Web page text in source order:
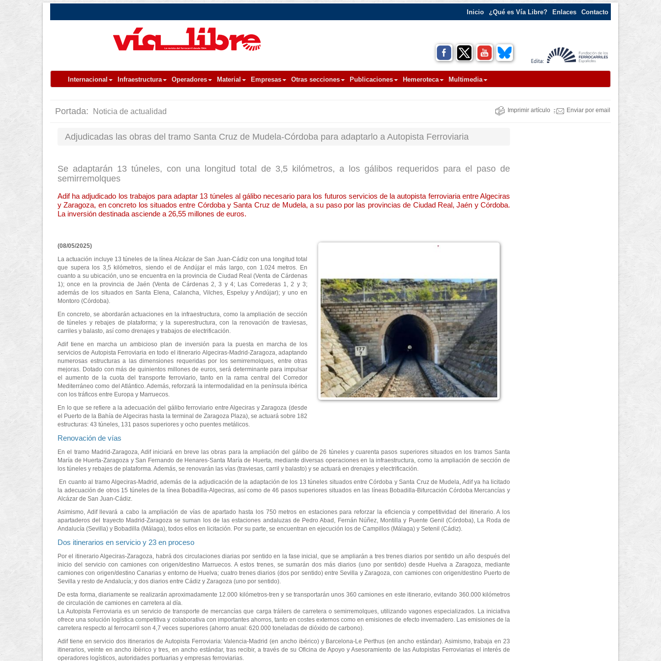
Inicio ¿Qué es Vía Libre? Enlaces Contacto
Internacional Infraestructura Operadores Material Empresas Otras secciones Publicaciones Hemeroteca Multimedia
Portada: Noticia de actualidad Imprimir artículo Enviar por email
Adjudicadas las obras del tramo Santa Cruz de Mudela-Córdoba para adaptarlo a Autopista Ferroviaria
Se adaptarán 13 túneles, con una longitud total de 3,5 kilómetros, a los gálibos requeridos para el paso de
semirremolques
Adif ha adjudicado los trabajos para adaptar 13 túneles al gálibo necesario para los futuros servicios de la autopista ferroviaria entre Algeciras
y Zaragoza, en concreto los situados entre Córdoba y Santa Cruz de Mudela, a su paso por las provincias de Ciudad Real, Jaén y Córdoba.
La inversión destinada asciende a 26,55 millones de euros.
(08/05/2025)
La actuación incluye 13 túneles de la línea Alcázar de San Juan-Cádiz con una longitud total
que supera los 3,5 kilómetros, siendo el de Andújar el más largo, con 1.024 metros. En
cuanto a su ubicación, uno se encuentra en la provincia de Ciudad Real (Venta de Cárdenas
1); once en la provincia de Jaén (Venta de Cárdenas 2, 3 y 4; Las Correderas 1, 2 y 3;
además de los situados en Santa Elena, Calancha, Vilches, Espeluy y Andújar); y uno en
Montoro (Córdoba).
En concreto, se abordarán actuaciones en la infraestructura, como la ampliación de sección
de túneles y rebajes de plataforma; y la superestructura, con la renovación de traviesas,
carriles y balasto, así como drenajes y trabajos de electrificación.
Adif tiene en marcha un ambicioso plan de inversión para la puesta en marcha de los
servicios de Autopista Ferroviaria en todo el itinerario Algeciras-Madrid-Zaragoza, adaptando
numerosas estructuras a las dimensiones requeridas por los semirremolques, entre otras
mejoras. Dotado con más de quinientos millones de euros, será determinante para impulsar
el aumento de la cuota del transporte ferroviario, tanto en la rama central del Corredor
Mediterráneo como del Atlántico. Además, reforzará la intermodalidad en la península ibérica
con los tráficos entre Europa y Marruecos.
En lo que se refiere a la adecuación del gálibo ferroviario entre Algeciras y Zaragoza (desde
el Puerto de la Bahía de Algeciras hasta la terminal de Zaragoza Plaza), se actuará sobre 182
estructuras: 43 túneles, 131 pasos superiores y ocho puentes metálicos.
Renovación de vías
En el tramo Madrid-Zaragoza, Adif iniciará en breve las obras para la ampliación del gálibo de 26 túneles y cuarenta pasos superiores situados en los tramos Santa
María de Huerta-Zaragoza y San Fernando de Henares-Santa María de Huerta, mediante diversas operaciones en la infraestructura, como la ampliación de sección de
los túneles y rebajes de plataforma. Además, se renovarán las vías (traviesas, carril y balasto) y se actuará en drenajes y electrificación.
En cuanto al tramo Algeciras-Madrid, además de la adjudicación de la adaptación de los 13 túneles situados entre Córdoba y Santa Cruz de Mudela, Adif ya ha licitado
la adecuación de otros 15 túneles de la línea Bobadilla-Algeciras, así como de 46 pasos superiores situados en las líneas Bobadilla-Bifurcación Córdoba Mercancías y
Alcázar de San Juan-Cádiz.
Asimismo, Adif llevará a cabo la ampliación de vías de apartado hasta los 750 metros en estaciones para reforzar la eficiencia y competitividad del itinerario. A los
apartaderos del trayecto Madrid-Zaragoza se suman los de las estaciones andaluzas de Pedro Abad, Fernán Núñez, Montilla y Puente Genil (Córdoba), La Roda de
Andalucía (Sevilla) y Bobadilla (Málaga), todos ellos en licitación. Por su parte, se encuentran en ejecución los de Campillos (Málaga) y Setenil (Cádiz).
Dos itinerarios en servicio y 23 en proceso
Por el itinerario Algeciras-Zaragoza, habrá dos circulaciones diarias por sentido en la fase inicial, que se ampliarán a tres trenes diarios por sentido un año después del
inicio del servicio con camiones con origen/destino Marruecos. A estos trenes, se sumarán dos más diarios (uno por sentido) desde Huelva a Zaragoza, mediante
camiones con origen/destino Canarias y entorno de Huelva; cuatro trenes diarios (dos por sentido) entre Sevilla y Zaragoza, con camiones con origen/destino Puerto de
Sevilla y resto de Andalucía; y dos diarios entre Cádiz y Zaragoza (uno por sentido).
De esta forma, diariamente se realizarán aproximadamente 12.000 kilómetros-tren y se transportarán unos 360 camiones en este itinerario, evitando 360.000 kilómetros
de circulación de camiones en carretera al día.
La Autopista Ferroviaria es un servicio de transporte de mercancías que carga tráilers de carretera o semirremolques, utilizando vagones especializados. La iniciativa
ofrece una solución logística competitiva y colaborativa con importantes ahorros, tanto en costes externos como en emisiones de efecto invernadero. Las emisiones de la
carretera respecto al ferrocarril son 4,7 veces superiores (ahorro anual: 620.000 toneladas de dióxido de carbono).
Adif tiene en servicio dos itinerarios de Autopista Ferroviaria: Valencia-Madrid (en ancho ibérico) y Barcelona-Le Perthus (en ancho estándar). Asimismo, trabaja en 23
itinerarios, veinte en ancho ibérico y tres, en ancho estándar, tras recibir, a través de su Oficina de Apoyo y Asesoramiento de las Autopistas Ferroviarias el interés de
operadores logísticos, autoridades portuarias y empresas ferroviarias.